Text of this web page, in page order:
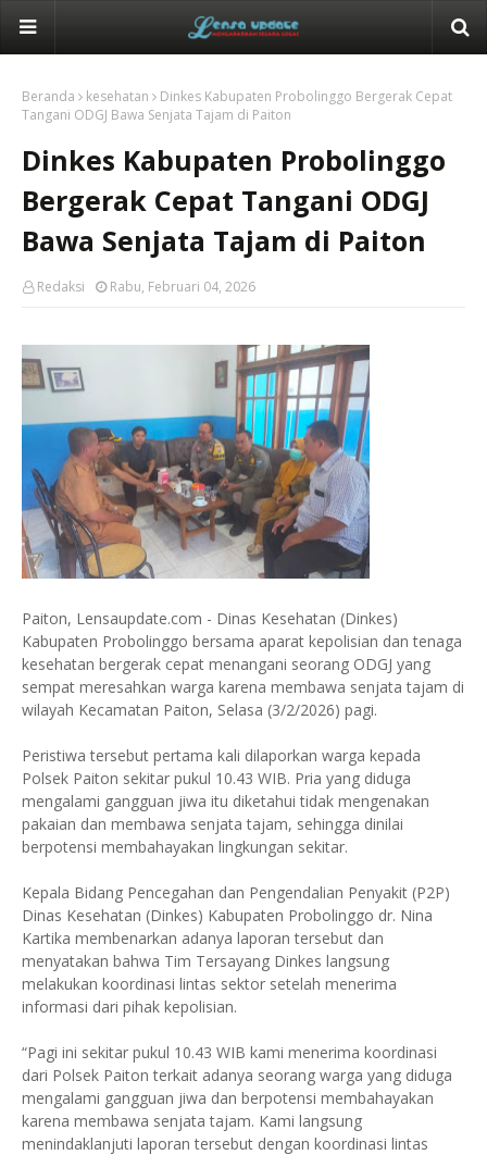
Beranda kesehatan
Dinkes Kabupaten Probolinggo Bergerak Cepat
Tangani ODGJ Bawa Senjata Tajam di Paiton
Dinkes Kabupaten Probolinggo
Bergerak Cepat Tangani ODGJ
Bawa Senjata Tajam di Paiton
Redaksi Rabu, Februari 04, 2026
Paiton, Lensaupdate.com - Dinas Kesehatan (Dinkes)
Kabupaten Probolinggo bersama aparat kepolisian dan tenaga
kesehatan bergerak cepat menangani seorang ODGJ yang
sempat meresahkan warga karena membawa senjata tajam di
wilayah Kecamatan Paiton, Selasa (3/2/2026) pagi.
Peristiwa tersebut pertama kali dilaporkan warga kepada
Polsek Paiton sekitar pukul 10.43 WIB. Pria yang diduga
mengalami gangguan jiwa itu diketahui tidak mengenakan
pakaian dan membawa senjata tajam, sehingga dinilai
berpotensi membahayakan lingkungan sekitar.
Kepala Bidang Pencegahan dan Pengendalian Penyakit (P2P)
Dinas Kesehatan (Dinkes) Kabupaten Probolinggo dr. Nina
Kartika membenarkan adanya laporan tersebut dan
menyatakan bahwa Tim Tersayang Dinkes langsung
melakukan koordinasi lintas sektor setelah menerima
informasi dari pihak kepolisian.
“Pagi ini sekitar pukul 10.43 WIB kami menerima koordinasi
dari Polsek Paiton terkait adanya seorang warga yang diduga
mengalami gangguan jiwa dan berpotensi membahayakan
karena membawa senjata tajam. Kami langsung
menindaklanjuti laporan tersebut dengan koordinasi lintas